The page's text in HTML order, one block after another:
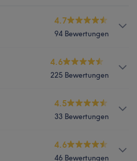
4.7
94 Bewertungen
und soft Balayage
4.6
225 Bewertungen
Milkshakes
4.5
33 Bewertungen
4.6
46 Bewertungen